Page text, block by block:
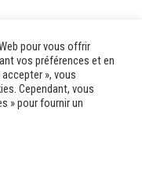
pour vous offrir
vos préférences et en
», vous
Cependant, vous
» pour fournir un